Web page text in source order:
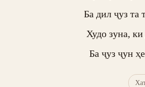
Ба дил ҷуз та
Худо зуна,
Ба ҷуз ҷун